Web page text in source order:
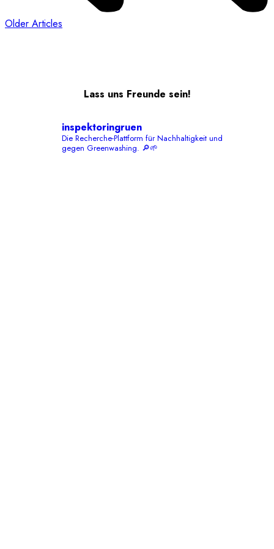
Older Articles
Lass uns Freunde sein!
inspektoringruen
Die Recherche-Plattform für Nachhaltigkeit und
gegen Greenwashing. 🔎🌱